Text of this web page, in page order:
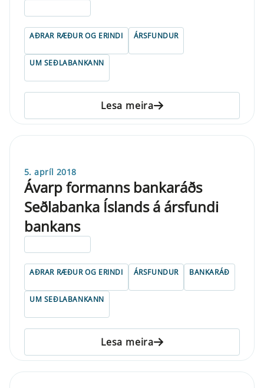
AÐRAR RÆÐUR OG ERINDI ÁRSFUNDUR
UM SEÐLABANKANN
Lesa meira
5. apríl 2018
Ávarp formanns bankaráðs
Seðlabanka Íslands á ársfundi
bankans
AÐRAR RÆÐUR OG ERINDI ÁRSFUNDUR BANKARÁÐ
UM SEÐLABANKANN
Lesa meira